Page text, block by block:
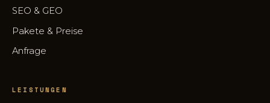
SEO & GEO
Pakete & Preise
Anfrage
LEISTUNGEN